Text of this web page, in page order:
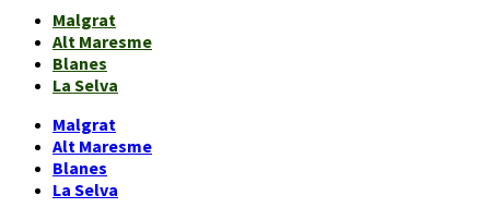
Malgrat
Alt Maresme
Blanes
La Selva
Malgrat
Alt Maresme
Blanes
La Selva